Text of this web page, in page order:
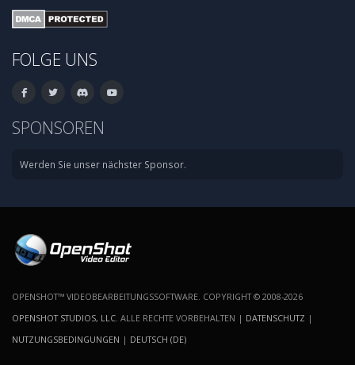
FOLGE UNS
SPONSOREN
Werden Sie unser nächster Sponsor.
OPENSHOT™ VIDEOBEARBEITUNGSSOFTWARE. COPYRIGHT © 2008-2026
OPENSHOT STUDIOS, LLC . ALLE RECHTE VORBEHALTEN | DATENSCHUTZ |
NUTZUNGSBEDINGUNGEN | DEUTSCH (DE)